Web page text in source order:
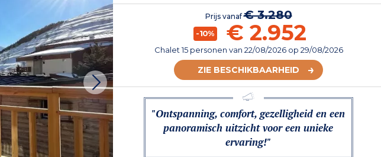
Prijs vanaf€ 3.280
-10% € 2.952
Chalet 15 personen van 22/08/2026op 29/08/2026
ZIE BESCHIKBAARHEID
"Ontspanning, comfort, gezelligheid en een
panoramisch uitzicht voor een unieke
ervaring!"